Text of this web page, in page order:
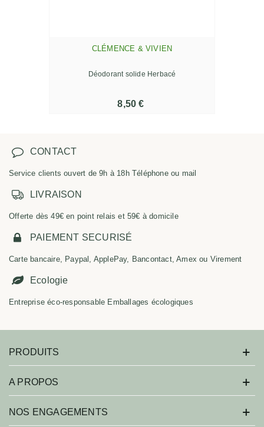
CLÉMENCE & VIVIEN
Déodorant solide Herbacé
8,50 €
CONTACT
Service clients ouvert de 9h à 18h Téléphone ou mail
LIVRAISON
Offerte dès 49€ en point relais et 59€ à domicile
PAIEMENT SECURISÉ
Carte bancaire, Paypal, ApplePay, Bancontact, Amex ou Virement
Ecologie
Entreprise éco-responsable Emballages écologiques
PRODUITS
A PROPOS
NOS ENGAGEMENTS